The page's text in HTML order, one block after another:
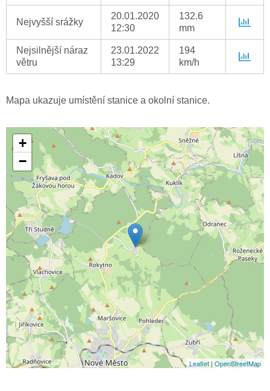
Nejvyšší srážky
20.01.2020
12:30
132.6
mm
Nejsilnější náraz
větru
23.01.2022
13:29
194
km/h
Mapa ukazuje umístění stanice a okolní stanice.
+
−
Leaflet | OpenStreetMap